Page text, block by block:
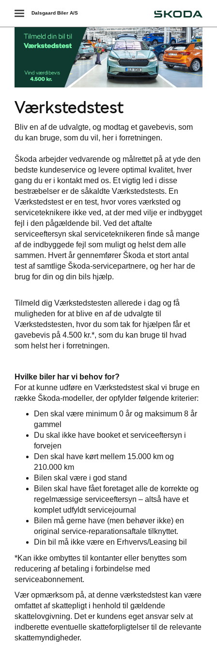
= højere
mindre slid
Toggle
navigation
Dalsgaard Biler A/S
Værkstedstest
Bliv en af de udvalgte, og modtag et gavebevis, som
du kan bruge, som du vil, her i forretningen.
Škoda arbejder vedvarende og målrettet på at yde den
bedste kundeservice og levere optimal kvalitet, hver
gang du er i kontakt med os. Et vigtig led i disse
bestræbelser er de såkaldte Værkstedstests. En
Værkstedstest er en test, hvor vores værksted og
serviceteknikere ikke ved, at der med vilje er indbygget
fejl i den pågældende bil. Ved det aftalte
serviceeftersyn skal serviceteknikeren finde så mange
af de indbyggede fejl som muligt og helst dem alle
sammen. Hvert år gennemfører Škoda et stort antal
test af samtlige Škoda-servicepartnere, og her har de
brug for din og din bils hjælp.
Tilmeld dig Værkstedstesten allerede i dag og få
muligheden for at blive en af de udvalgte til
Værkstedstesten, hvor du som tak for hjælpen får et
gavebevis på 4.500 kr.*, som du kan bruge til hvad
som helst her i forretningen.
Hvilke biler har vi behov for?
For at kunne udføre en Værkstedstest skal vi bruge en
række Škoda-modeller, der opfylder følgende kriterier:
Den skal være minimum 0 år og maksimum 8 år
gammel
Du skal ikke have booket et serviceeftersyn i
forvejen
Den skal have kørt mellem 15.000 km og
210.000 km
Bilen skal være i god stand
Bilen skal have fået foretaget alle de korrekte og
regelmæssige serviceeftersyn – altså have et
komplet udfyldt servicejournal
Bilen må gerne have (men behøver ikke) en
original service-reparationsaftale tilknyttet.
Din bil må ikke være en Erhvervs/Leasing bil
*Kan ikke ombyttes til kontanter eller benyttes som
reducering af betaling i forbindelse med
serviceabonnement.
Vær opmærksom på, at denne værkstedstest kan være
omfattet af skattepligt i henhold til gældende
skattelovgivning. Det er kundens eget ansvar selv at
indberette eventuelle skatteforpligtelser til de relevante
skattemyndigheder.